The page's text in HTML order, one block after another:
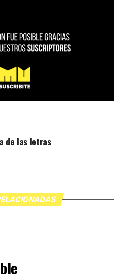
de las letras